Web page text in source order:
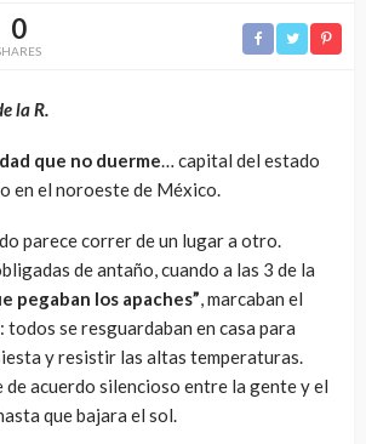
0
la R.
que no duerme… capital del estado
en el noroeste de México.
parece correr de un lugar a otro.
de antaño, cuando a las 3 de la
pegaban los apaches”, marcaban el
todos se resguardaban en casa para
y resistir las altas temperaturas.
de acuerdo silencioso entre la gente y el
que bajara el sol.